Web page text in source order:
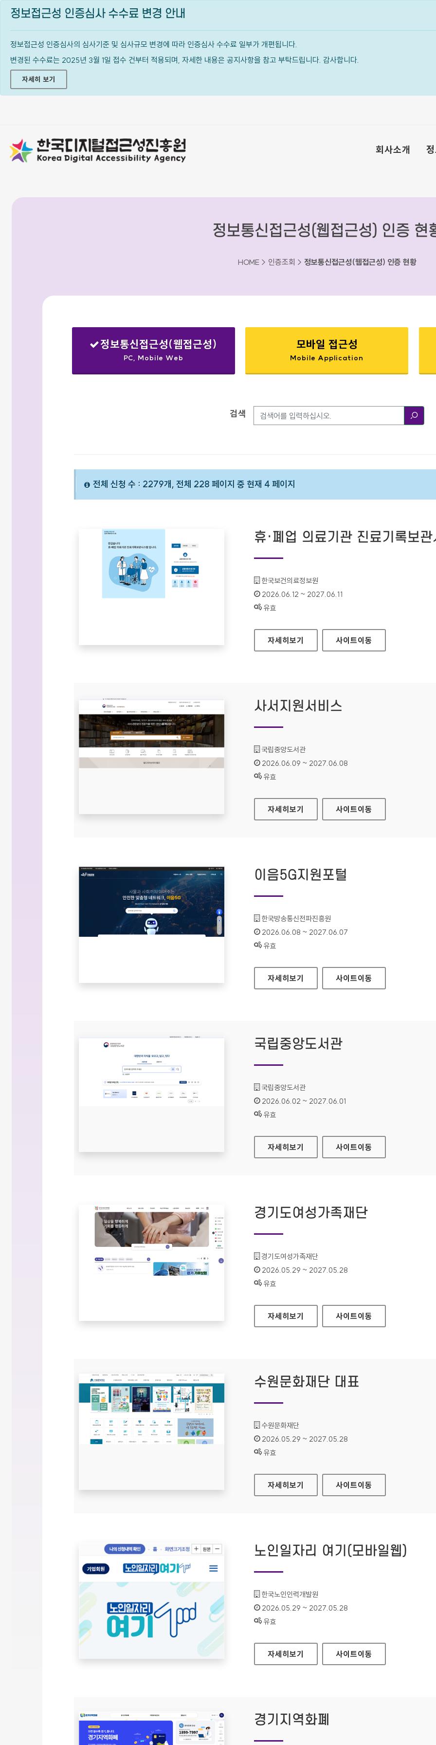
정보접근성 인증심사 수수료 변경 안내
정보접근성 인증심사의 심사기준 및 심사규모 변경에 따라 인증심사 수수료 일부가 개편됩니다.
변경된 수수료는 2025년 3월 1일 접수 건부터 적용되며, 자세한 내용은 공지사항을 참고 부탁드립니다. 감사합니다.
자세히 보기
회사소개
정보통신접근성(웹접근성) 인증 현
HOME > 인증조회 > 정보통신접근성(웹접근성) 인증 현황
정보통신접근성(웹접근성)
PC, Mobile Web
모바일 접근성
Mobile Application
검색
전체 신청 수 : 2279개, 전체 228 페이지 중 현재 4 페이지
휴·폐업 의료기관 진료기록보
기관명 :
한국보건의료정보원
인증기간 :
2026.06.12 ~ 2027.06.11
상태 :
유효
휴·폐업 의료기관 진료기록보관시스템
자세히보기 사이트이동
사서지원서비스
기관명 :
국립중앙도서관
인증기간 :
2026.06.09 ~ 2027.06.08
상태 :
유효
사서지원서비스
자세히보기 사이트이동
이음5G지원포털
기관명 :
한국방송통신전파진흥원
인증기간 :
2026.06.08 ~ 2027.06.07
상태 :
유효
이음5G지원포털
자세히보기 사이트이동
국립중앙도서관
기관명 :
국립중앙도서관
인증기간 :
2026.06.02 ~ 2027.06.01
상태 :
유효
국립중앙도서관
자세히보기 사이트이동
경기도여성가족재단
기관명 :
경기도여성가족재단
인증기간 :
2026.05.29 ~ 2027.05.28
상태 :
유효
경기도여성가족재단
자세히보기 사이트이동
수원문화재단 대표
기관명 :
수원문화재단
인증기간 :
2026.05.29 ~ 2027.05.28
상태 :
유효
수원문화재단 대표
자세히보기 사이트이동
노인일자리 여기(모바일웹)
기관명 :
한국노인인력개발원
인증기간 :
2026.05.29 ~ 2027.05.28
상태 :
유효
노인일자리 여기(모바일웹)
자세히보기 사이트이동
경기지역화폐